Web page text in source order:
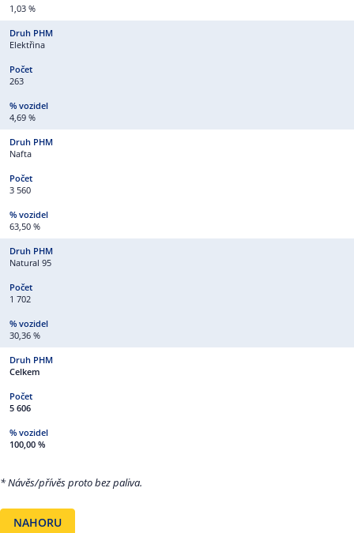
1,03 %
Elektřina
263
4,69 %
Nafta
3 560
63,50 %
Natural 95
1 702
30,36 %
Celkem
5 606
100,00 %
* Návěs/přívěs proto bez paliva.
NAHORU